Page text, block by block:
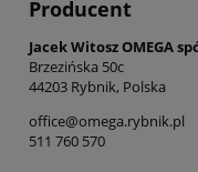
Producent
Jacek Witosz OMEGA
Brzezińska 50c
44203 Rybnik, Polska
office@omega.rybnik.pl
511 760 570